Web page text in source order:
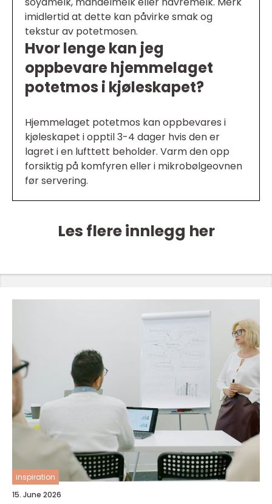
imidlertid at dette kan påvirke smak og
tekstur av potetmosen.
Hvor lenge kan jeg
oppbevare hjemmelaget
potetmos i kjøleskapet?
Hjemmelaget potetmos kan oppbevares i
kjøleskapet i opptil 3-4 dager hvis den er
lagret i en lufttett beholder. Varm den opp
forsiktig på komfyren eller i mikrobølgeovnen
før servering.
Les flere innlegg her
inspiration
15. June 2026